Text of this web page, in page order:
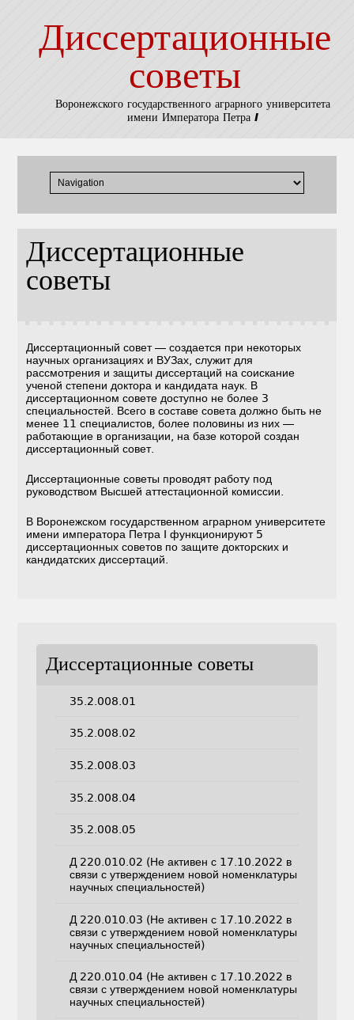
Диссертационные
советы
Воронежского государственного аграрного университета
имени Императора Петра I
Диссертационные
советы
Диссертационный совет — создается при некоторых
научных организациях и ВУЗах, служит для
рассмотрения и защиты диссертаций на соискание
ученой степени доктора и кандидата наук. В
диссертационном совете доступно не более 3
специальностей. Всего в составе совета должно быть не
менее 11 специалистов, более половины из них —
работающие в организации, на базе которой создан
диссертационный совет.
Диссертационные советы проводят работу под
руководством Высшей аттестационной комиссии.
В Воронежском государственном аграрном университете
имени императора Петра I функционируют 5
диссертационных советов по защите докторских и
кандидатских диссертаций.
Диссертационные советы
35.2.008.01
35.2.008.02
35.2.008.03
35.2.008.04
35.2.008.05
Д 220.010.02 (Не активен с 17.10.2022 в
связи с утверждением новой номенклатуры
научных специальностей)
Д 220.010.03 (Не активен с 17.10.2022 в
связи с утверждением новой номенклатуры
научных специальностей)
Д 220.010.04 (Не активен с 17.10.2022 в
связи с утверждением новой номенклатуры
научных специальностей)